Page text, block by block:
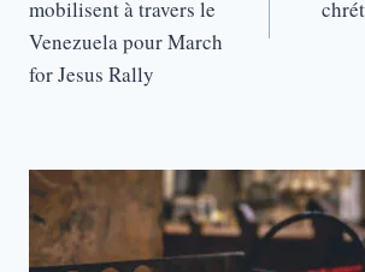
mobilisent à travers le
Venezuela pour March
for Jesus Rally